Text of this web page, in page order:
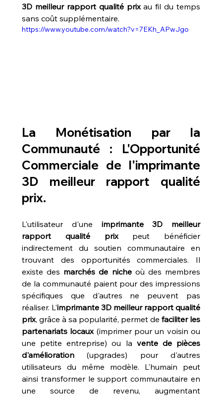
3D meilleur rapport qualité prix au fil du temps
sans coût supplémentaire.
https://www.youtube.com/watch?v=7EKh_APwJgo
La Monétisation par la
Communauté : L'Opportunité
Commerciale de l'imprimante
3D meilleur rapport qualité
prix.
L'utilisateur d'une imprimante 3D meilleur
rapport qualité prix peut bénéficier
indirectement du soutien communautaire en
trouvant des opportunités commerciales. Il
existe des marchés de niche où des membres
de la communauté paient pour des impressions
spécifiques que d'autres ne peuvent pas
réaliser. L'imprimante 3D meilleur rapport qualité
prix, grâce à sa popularité, permet de faciliter les
partenariats locaux (imprimer pour un voisin ou
une petite entreprise) ou la vente de pièces
d'amélioration (upgrades) pour d'autres
utilisateurs du même modèle. L'humain peut
ainsi transformer le support communautaire en
une source de revenu, augmentant